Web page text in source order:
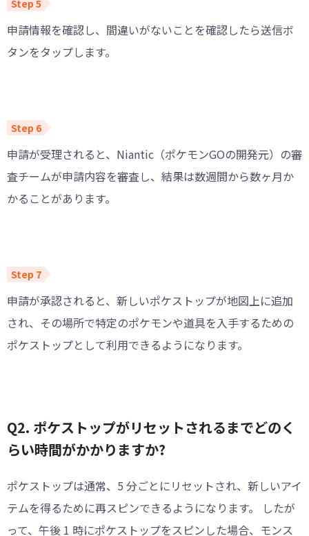
申請情報を確認し、間違いがないことを確認したら送信ボ
タンをタップします。
申請が受理されると、Niantic（ポケモンGOの開発元）の審
査チームが申請内容を審査し、結果は数週間から数ヶ月か
かることがあります。
申請が承認されると、新しいポケストップが地図上に追加
され、その場所で特定のポケモンや道具を入手するための
ポケストップとして利用できるようになります。
Q2. ポケストップがリセットされるまでどのく
らい時間がかかりますか?
ポケストップは通常、5 分ごとにリセットされ、新しいアイ
テムを得るために再スピンできるようになります。 したが
って、午後 1 時にポケストップをスピンした場合、モンス